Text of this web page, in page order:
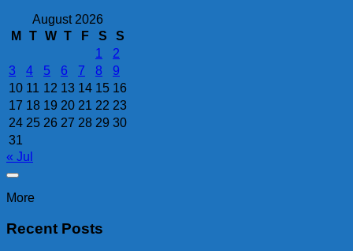
August 2026
M
T W T F S
S
1
2
3
4 5 6 7 8
9
10 11 12 13 14 15 16
17 18 19 20 21 22 23
24 25 26 27 28 29 30
31
« Jul
More
Recent Posts